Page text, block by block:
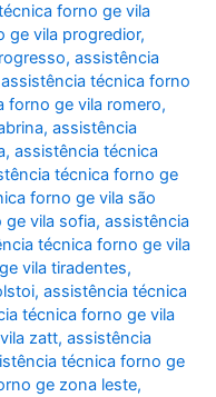
forno ge vila
ge vila progredior,
,assistência
assistência técnica forno
forno ge vila romero,
,assistência
,assistência técnica
técnica forno ge
forno ge vila são
vila sofia,assistência
técnica forno ge vila
vila tiradentes,
,assistência técnica
técnica forno ge vila
zatt,assistência
técnica forno ge
ge zona leste,